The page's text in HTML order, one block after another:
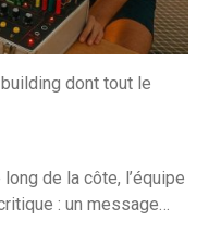
dont tout le
de la côte, l’équipe
: un message…